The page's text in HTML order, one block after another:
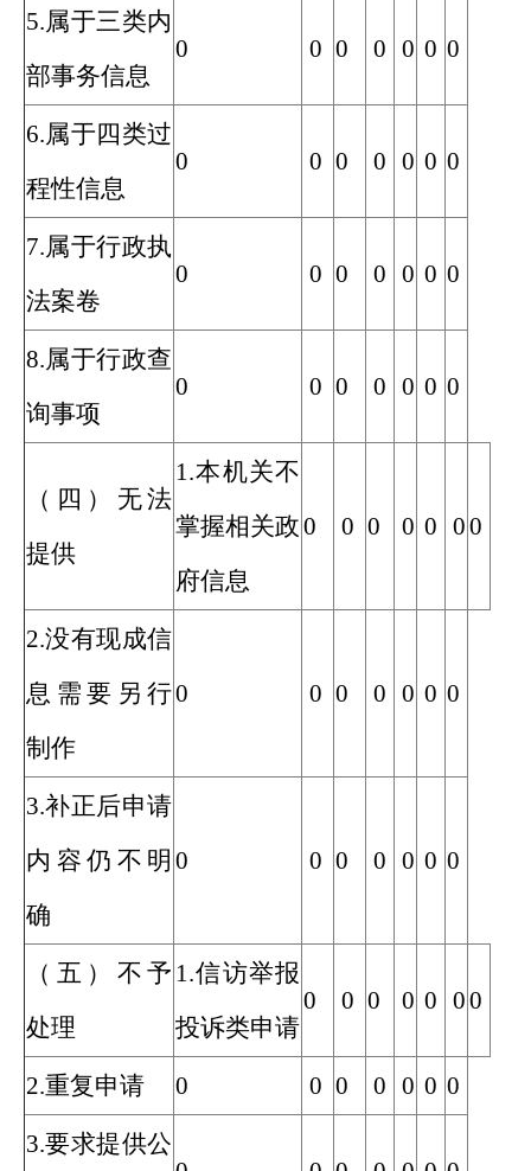
5.属于三类内
部事务信息
0 0 0 0 0 0 0
6.属于四类过
程性信息
0 0 0 0 0 0 0
7.属于行政执
法案卷
0 0 0 0 0 0 0
8.属于行政查
询事项
0 0 0 0 0 0 0
（四）无法
提供
1.本机关不
掌握相关政
府信息
0 0 0 0 0 00
2.没有现成信
息需要另行
制作
0 0 0 0 0 0 0
3.补正后申请
内容仍不明
确
0 0 0 0 0 0 0
（五）不予
处理
1.信访举报
投诉类申请
0 0 0 0 0 00
2.重复申请 0 0 0 0 0 0 0
3.要求提供公